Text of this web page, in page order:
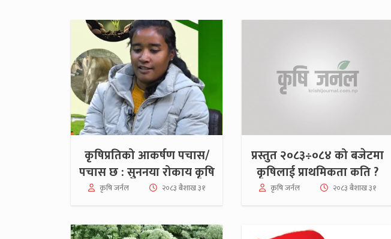
कृषिप्रतिको आकर्षण पचास/
पचास छ : सुननया रोकाय कृषि
शिक्षिका
कृषि जर्नल २०८३ बैशाख ३१
प्रस्तुत २०८३÷०८४ को बजेटमा
कृषिलाई प्राथमिकता कति ?
कृषि जर्नल २०८३ बैशाख ३१